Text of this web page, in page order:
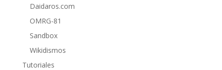
Daidaros.com
OMRG-81
Sandbox
Wikidismos
Tutoriales